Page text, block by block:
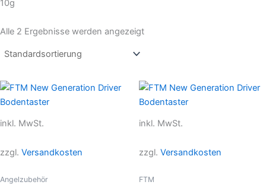
10g
Alle 2 Ergebnisse werden angezeigt
inkl. MwSt.
zzgl. Versandkosten
Angelzubehör
inkl. MwSt.
zzgl. Versandkosten
FTM